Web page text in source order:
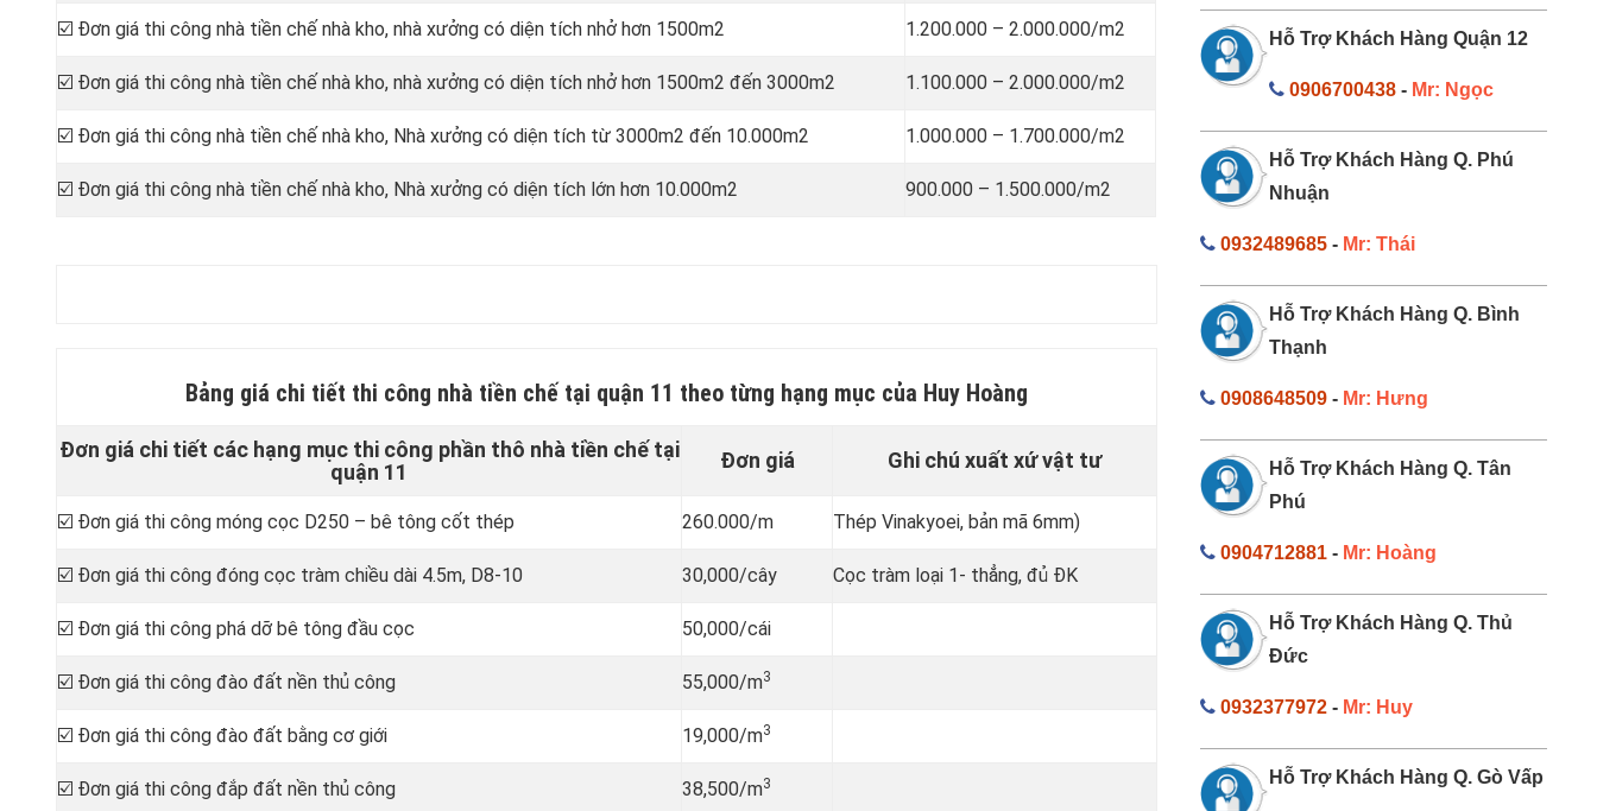
☑️ Đơn giá thi công nhà tiền chế nhà kho, nhà xưởng có diện tích nhở hơn 1500m2 1.200.000 – 2.000.000/m2
☑️ Đơn giá thi công nhà tiền chế nhà kho, nhà xưởng có diện tích nhở hơn 1500m2 đến 3000m2 1.100.000 – 2.000.000/m2
☑️ Đơn giá thi công nhà tiền chế nhà kho, Nhà xưởng có diện tích từ 3000m2 đến 10.000m2 1.000.000 – 1.700.000/m2
☑️ Đơn giá thi công nhà tiền chế nhà kho, Nhà xưởng có diện tích lớn hơn 10.000m2 900.000 – 1.500.000/m2
Bảng giá chi tiết thi công nhà tiền chế tại quận 11 theo từng hạng mục của Huy Hoàng
Đơn giá chi tiết các hạng mục thi công phần thô nhà tiền chế tại
quận 11
Đơn giá Ghi chú xuất xứ vật tư
☑️ Đơn giá thi công móng cọc D250 – bê tông cốt thép 260.000/m Thép Vinakyoei, bản mã 6mm)
☑️ Đơn giá thi công đóng cọc tràm chiều dài 4.5m, D8-10 30,000/cây Cọc tràm loại 1- thẳng, đủ ĐK
☑️ Đơn giá thi công phá dỡ bê tông đầu cọc 50,000/cái
☑️ Đơn giá thi công đào đất nền thủ công 55,000/m3
☑️ Đơn giá thi công đào đất bằng cơ giới 19,000/m3
☑️ Đơn giá thi công đắp đất nền thủ công 38,500/m3
Hỗ Trợ Khách Hàng Quận 12
0906700438 - Mr: Ngọc
Hỗ Trợ Khách Hàng Q. Phú
Nhuận
0932489685- Mr: Thái
Hỗ Trợ Khách Hàng Q. Bình
Thạnh
0908648509- Mr: Hưng
Hỗ Trợ Khách Hàng Q. Tân
Phú
0904712881- Mr: Hoàng
Hỗ Trợ Khách Hàng Q. Thủ
Đức
0932377972- Mr: Huy
Hỗ Trợ Khách Hàng Q. Gò Vấp